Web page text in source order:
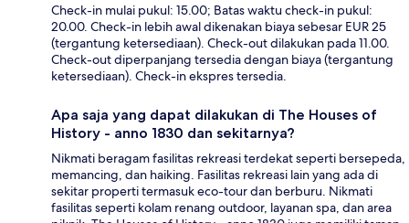
Check-in mulai pukul: 15.00; Batas waktu check-in pukul:
20.00. Check-in lebih awal dikenakan biaya sebesar EUR 25
(tergantung ketersediaan). Check-out dilakukan pada 11.00.
Check-out diperpanjang tersedia dengan biaya (tergantung
ketersediaan). Check-in ekspres tersedia.
Apa saja yang dapat dilakukan di The Houses of
History - anno 1830 dan sekitarnya?
Nikmati beragam fasilitas rekreasi terdekat seperti bersepeda,
memancing, dan haiking. Fasilitas rekreasi lain yang ada di
sekitar properti termasuk eco-tour dan berburu. Nikmati
fasilitas seperti kolam renang outdoor, layanan spa, dan area